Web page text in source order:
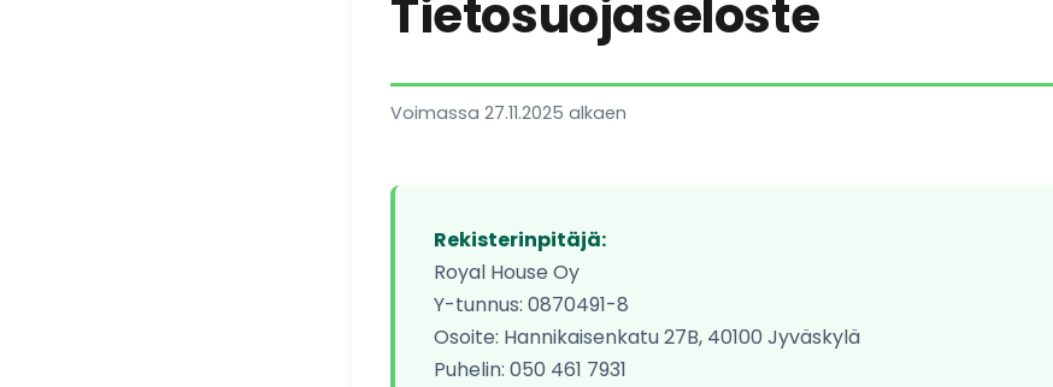
Tietosuojaseloste
Voimassa 27.11.2025 alkaen
Rekisterinpitäjä:
Royal House Oy
Y-tunnus: 0870491-8
Osoite: Hannikaisenkatu 27B, 40100 Jyväskylä
Puhelin: 050 461 7931